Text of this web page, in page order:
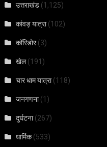
उत्तराखंड (1,125)
कांवड़ यात्रा(102)
कॉरिडोर(3)
खेल(191)
चार धाम यात्रा(118)
जनगणना(1)
दुर्घटना(267)
धार्मिक(533)